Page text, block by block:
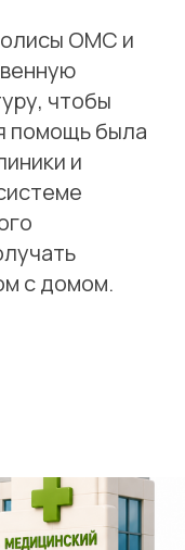
ОМС и
чтобы
помощь была
и
с домом.